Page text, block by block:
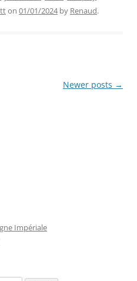
on 01/01/2024by Renaud.
Newer posts →
Impériale